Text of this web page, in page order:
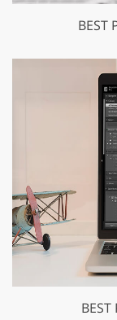
BEST
BEST